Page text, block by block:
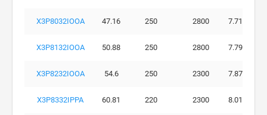
X3P8032IOOA 47.16 250 2800 7.71
X3P8132IOOA 50.88 250 2800 7.79
X3P8232IOOA 54.6 250 2300 7.87
X3P8332IPPA 60.81 220 2300 8.01